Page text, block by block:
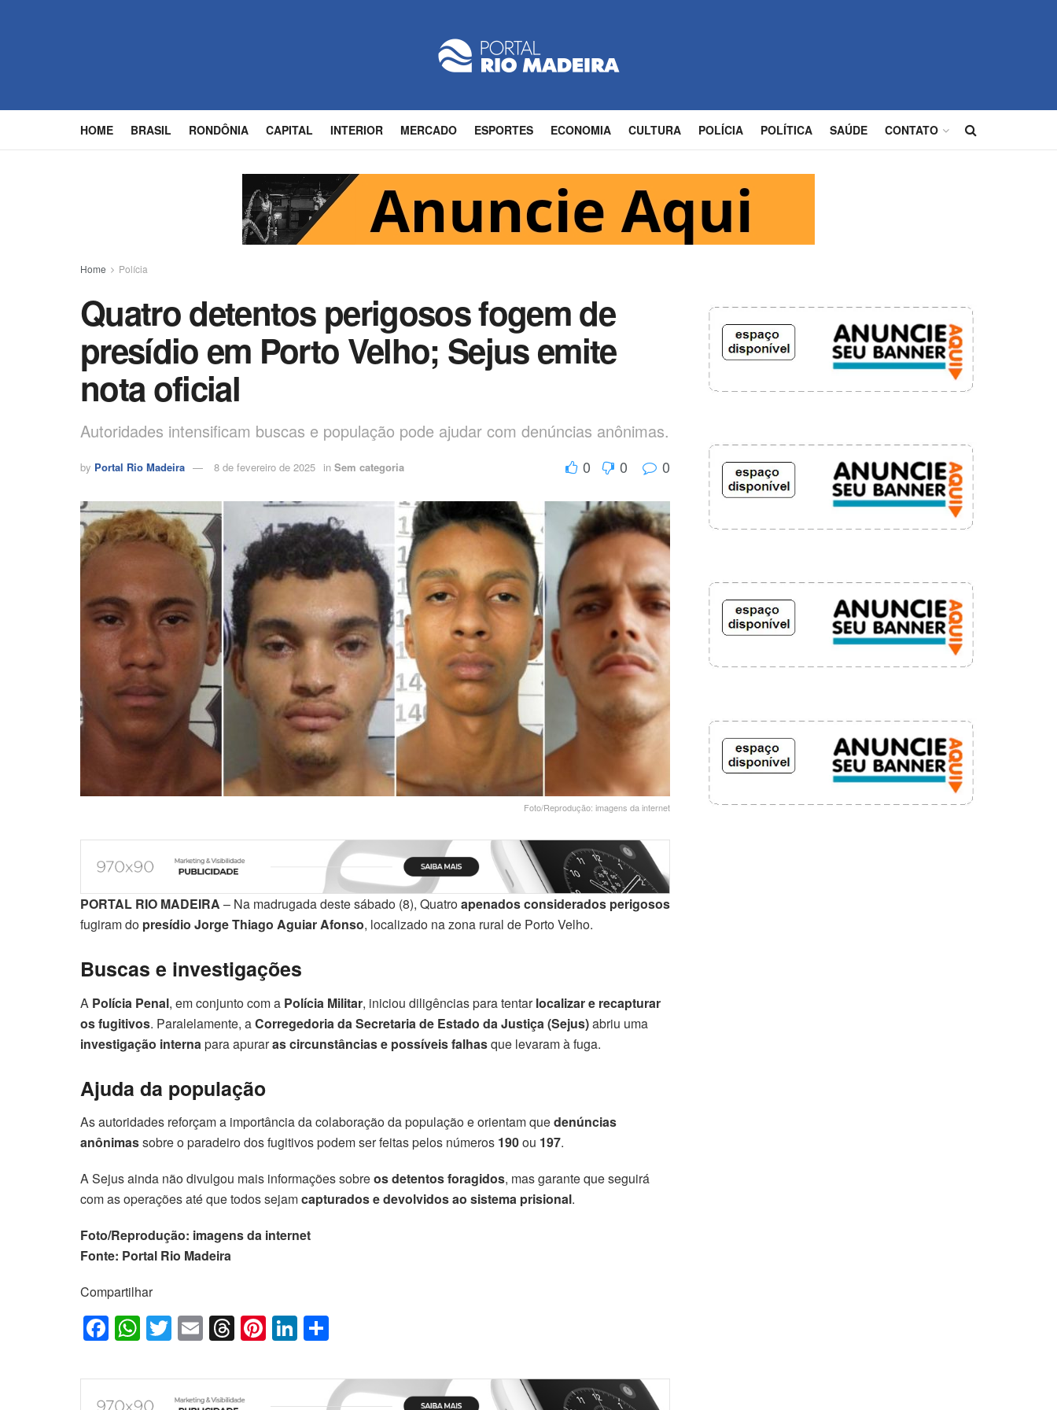
HOME BRASIL RONDÔNIA CAPITAL INTERIOR MERCADO ESPORTES ECONOMIA CULTURA POLÍCIA POLÍTICA SAÚDE CONTATO
Home Polícia
Quatro detentos perigosos fogem de
presídio em Porto Velho; Sejus emite
nota oficial
Autoridades intensificam buscas e população pode ajudar com denúncias anônimas.
by Portal Rio Madeira 8 de fevereiro de 2025 in Sem categoria 0 0 0
Foto/Reprodução: imagens da internet
PORTAL RIO MADEIRA – Na madrugada deste sábado (8), Quatroapenados considerados perigosos
fugiram do presídio Jorge Thiago Aguiar Afonso, localizado na zona rural de Porto Velho.
Buscas e investigações
A Polícia Penal, em conjunto com a Polícia Militar, iniciou diligências para tentarlocalizar e recapturar
os fugitivos. Paralelamente, aCorregedoria da Secretaria de Estado da Justiça (Sejus)abriu uma
investigação internapara apuraras circunstâncias e possíveis falhasque levaram à fuga.
Ajuda da população
As autoridades reforçam a importância da colaboração da população e orientam quedenúncias
anônimassobre o paradeiro dos fugitivos podem ser feitas pelos números 190ou 197.
A Sejus ainda não divulgou mais informações sobreos detentos foragidos, mas garante que seguirá
com as operações até que todos sejamcapturados e devolvidos ao sistema prisional.
Foto/Reprodução: imagens da internet
Fonte: Portal Rio Madeira
Compartilhar
F
c
W
at
T
tt
E
ail
T
e
Pi
er
Li
k ar